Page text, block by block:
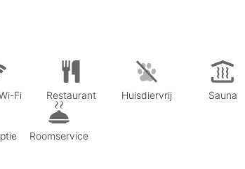
Fi Restaurant Huisdiervrij Sauna
Roomservice